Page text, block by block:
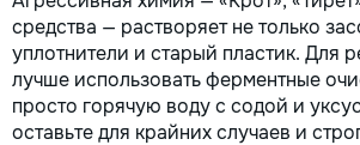
средства — растворяет не только
уплотнители и старый пластик. Для
лучше использовать ферментные
просто горячую воду с содой и
оставьте для крайних случаев и